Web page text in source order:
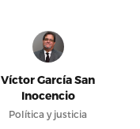
Víctor García San
Inocencio
Política y justicia